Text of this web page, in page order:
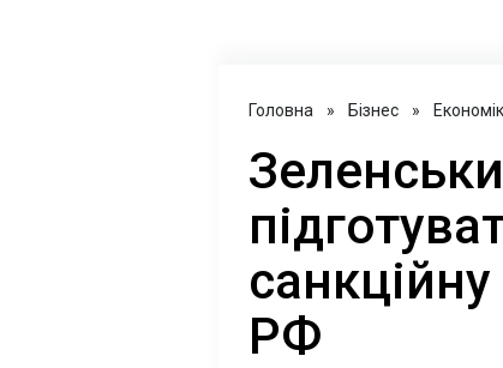
Головна » Бізнес »
РФ